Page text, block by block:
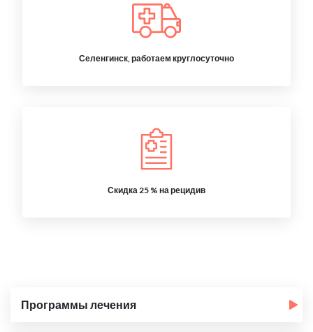
Селенгинск, работаем круглосуточно
Скидка 25 % на рецидив
Программы лечения